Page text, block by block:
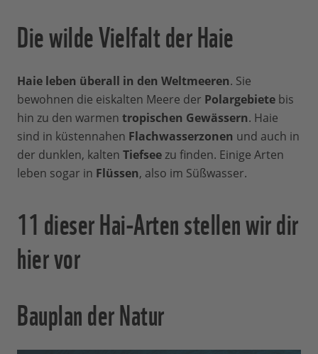
Die wilde Vielfalt der Haie
Haie leben überall in den Weltmeeren. Sie
bewohnen die eiskalten Meere der Polargebiete bis
hin zu den warmen tropischen Gewässern. Haie
sind in küstennahen Flachwasserzonen und auch in
der dunklen, kalten Tiefseezu finden. Einige Arten
leben sogar in Flüssen, also im Süßwasser.
11 dieser Hai-Arten stellen wir dir
hier vor
Bauplan der Natur